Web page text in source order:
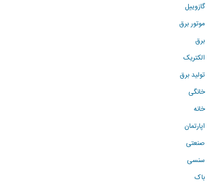
گازوییل
موتور برق
برق
الکتریک
تولید برق
خانگی
خانه
اپارتمان
صنعتی
سنسی
باک